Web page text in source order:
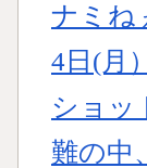
ナミね
4日(月
ショッ
難の中